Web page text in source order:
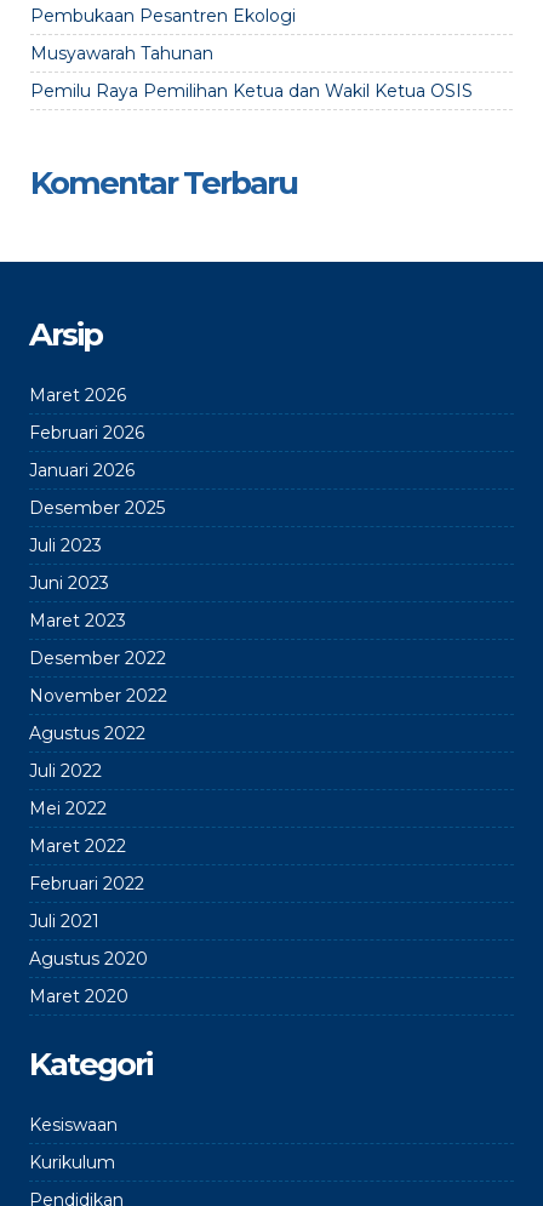
Pembukaan Pesantren Ekologi
Musyawarah Tahunan
Pemilu Raya Pemilihan Ketua dan Wakil Ketua OSIS
Komentar Terbaru
Arsip
Maret 2026
Februari 2026
Januari 2026
Desember 2025
Juli 2023
Juni 2023
Maret 2023
Desember 2022
November 2022
Agustus 2022
Juli 2022
Mei 2022
Maret 2022
Februari 2022
Juli 2021
Agustus 2020
Maret 2020
Kategori
Kesiswaan
Kurikulum
Pendidikan